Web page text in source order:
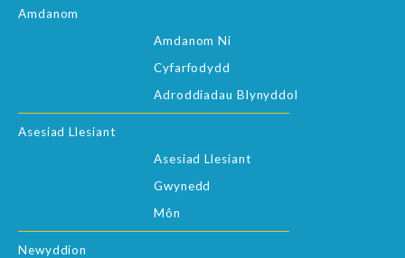
Amdanom
Amdanom Ni
Cyfarfodydd
Adroddiadau Blynyddol
Asesiad Llesiant
Asesiad Llesiant
Gwynedd
Môn
Newyddion